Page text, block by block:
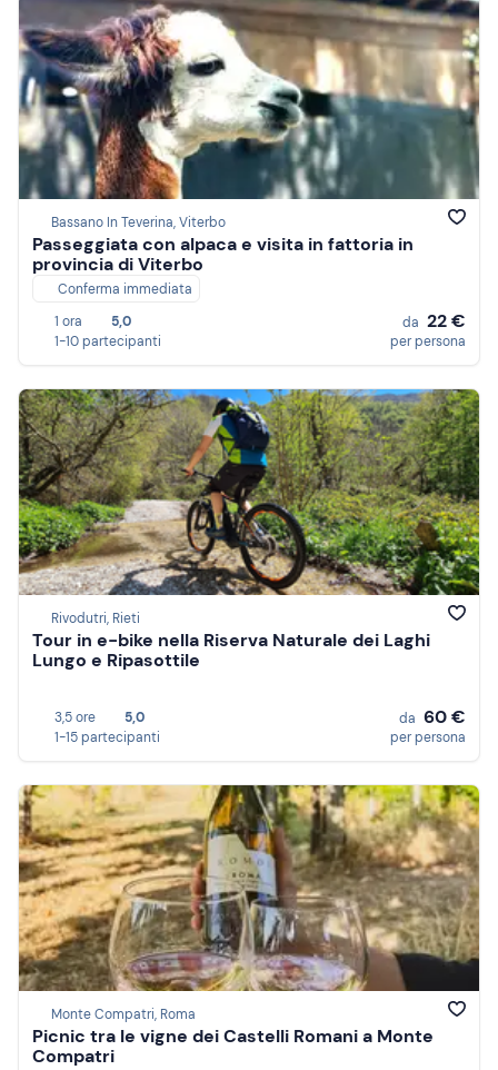
Bassano In Teverina, Viterbo
Passeggiata con alpaca e visita in fattoria in
provincia di Viterbo
Conferma immediata
1 ora
5,0
1-10 partecipanti
da 22 €
per persona
Rivodutri, Rieti
Tour in e-bike nella Riserva Naturale dei Laghi
Lungo e Ripasottile
3,5 ore
5,0
1-15 partecipanti
da 60 €
per persona
Monte Compatri, Roma
Picnic tra le vigne dei Castelli Romani a Monte
Compatri